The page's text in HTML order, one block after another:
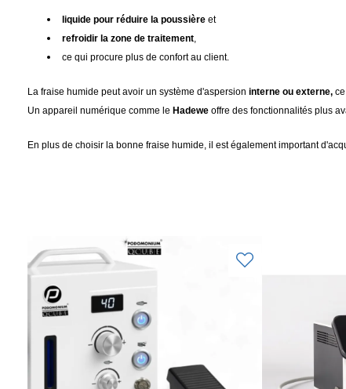
liquide pour réduire la poussière et
refroidir la zone de traitement,
ce qui procure plus de confort au client.
La fraise humide peut avoir un système d'aspersion interne ou externe,
Un appareil numérique comme le Hadewe offre des fonctionnalités plus
En plus de choisir la bonne fraise humide, il est également important